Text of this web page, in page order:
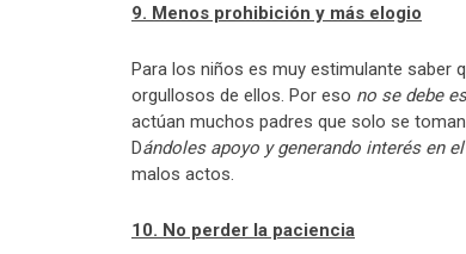
9. Menos prohibición y más elogio
Para los niños es muy estimulante saber
orgullosos de ellos. Por eso no se debe
actúan muchos padres que solo se
Dándoles apoyo y generando interés en
malos actos.
10. No perder la paciencia